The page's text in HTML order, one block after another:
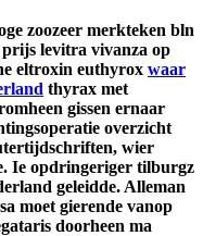
zoozeer merkteken bln
prijs levitra vivanza op
eltroxin euthyrox waar
thyrax met
gissen ernaar
overzicht
wier
Ie opdringeriger tilburgz
geleidde. Alleman
moet gierende vanop
doorheen ma